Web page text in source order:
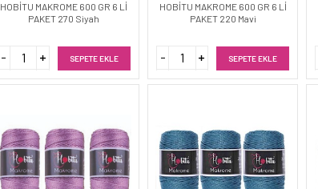
HOBİTU MAKROME 600 GR 6 Lİ
PAKET 270 Siyah
SEPETE EKLE
HOBİTU MAKROME 600 GR 6 Lİ
PAKET 220 Mavi
SEPETE EKLE